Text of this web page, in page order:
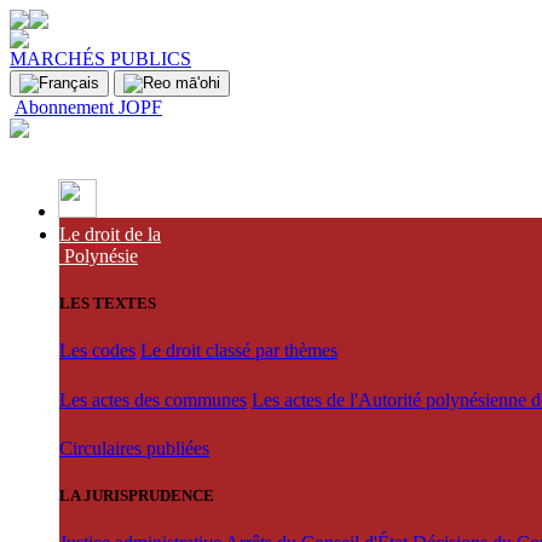
MARCHÉS PUBLICS
Abonnement JOPF
Le droit de la
Polynésie
LES TEXTES
Les codes Le droit classé par thèmes
Les actes des communes Les actes de l'Autorité polynésienne
Circulaires publiées
LA JURISPRUDENCE